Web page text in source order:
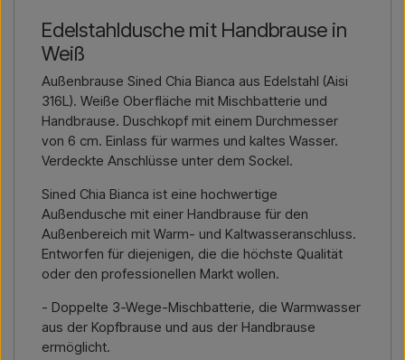
Kontakt per E-Mail → Rufen Sie uns an →
Bitte geben Sie einfach an, für welchen Artikel Sie sich
interessieren (Artikelnummer oder Link zum Artikel) sowie
Angebot.
Kontakt per E-Mail → Rufen Sie uns an →
Edelstahldusche mit Handbrause in
Weiß
Außenbrause Sined Chia Bianca aus Edelstahl (Aisi
316L). Weiße Oberfläche mit Mischbatterie und
Handbrause. Duschkopf mit einem Durchmesser
von 6 cm. Einlass für warmes und kaltes Wasser.
Verdeckte Anschlüsse unter dem Sockel.
Sined Chia Bianca ist eine hochwertige
Außendusche mit einer Handbrause für den
Außenbereich mit Warm- und Kaltwasseranschluss.
Entworfen für diejenigen, die die höchste Qualität
oder den professionellen Markt wollen.
- Doppelte 3-Wege-Mischbatterie, die Warmwasser
aus der Kopfbrause und aus der Handbrause
ermöglicht.